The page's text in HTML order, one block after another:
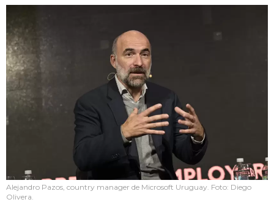
Alejandro Pazos, country manager de Microsoft Uruguay. Foto: Diego
Olivera.